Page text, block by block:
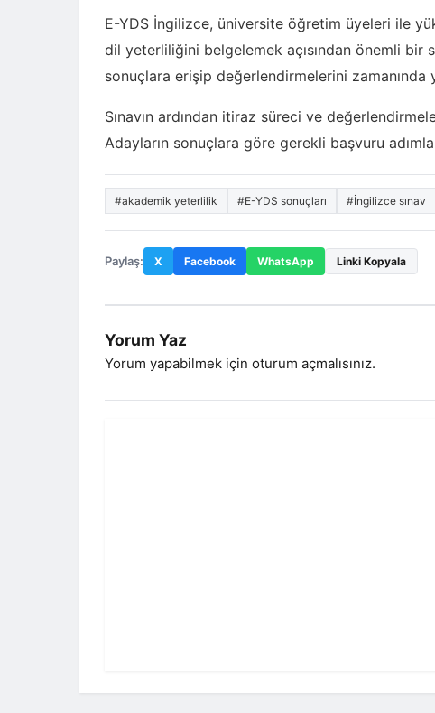
E-YDS İngilizce, üniversite öğretim üyeleri ile
dil yeterliliğini belgelemek açısından önemli bir
sonuçlara erişip değerlendirmelerini zamanında
Sınavın ardından itiraz süreci ve
Adayların sonuçlara göre gerekli başvuru
#akademik yeterlilik #E-YDS sonuçları #İngilizce sınav
Paylaş: X Facebook WhatsApp Linki Kopyala
Yorum Yaz
Yorum yapabilmek için oturum açmalısınız.